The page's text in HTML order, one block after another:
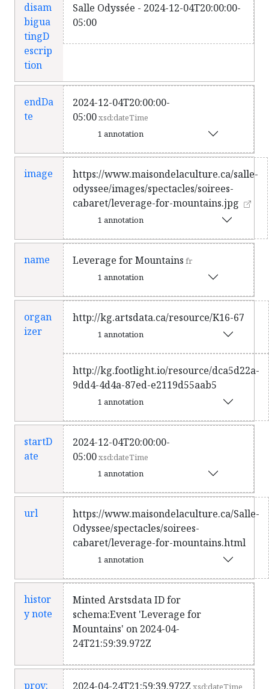
album, Love Out of the Dark, lors
d'un spectacle à guichets fermés à la
Salle Jean-Desprèz de Gatineau. Ils
minutes ! LFM a également
interprété des extraits de leurs
chansons sur leurs réseaux sociaux
pour se promouvoir en dehors de la
ainsi qu’ils ont été découverts par
Marc Friedenberg, manager du
groupe de Los Angeles, Jamestown
Revival. Quand il s’agit de LFM et de
leur approche minimaliste de la
combinent des harmonies
saisissantes avec des paroles
puissantes pour conquérir le public
Spectacle présenté au foyer de la
salle Odyssée / Admission générale /
Formule debout / Bar en fonction /
disam
bigua
tingD
escrip
tion
Salle Odyssée - 2024-12-04T20:00:00-
05:00
endDa
te
2024-12-04T20:00:00-
05:00xsd:dateTime
1 annotation
image
https://www.maisondelaculture.ca/salle-
odyssee/images/spectacles/soirees-
cabaret/leverage-for-mountains.jpg
1 annotation
name Leverage for Mountains fr
1 annotation
organ
izer
http://kg.artsdata.ca/resource/K16-67
1 annotation
http://kg.footlight.io/resource/dca5d22a-
9dd4-4d4a-87ed-e2119d55aab5
1 annotation
startD
ate
2024-12-04T20:00:00-
05:00xsd:dateTime
1 annotation
url
https://www.maisondelaculture.ca/Salle-
Odyssee/spectacles/soirees-
cabaret/leverage-for-mountains.html
1 annotation
histor
y note
Minted Arstsdata ID for
schema:Event 'Leverage for
Mountains' on 2024-04-
24T21:59:39.972Z
prov: 2024-04-24T21:59:39.972Z xsd:dateTime